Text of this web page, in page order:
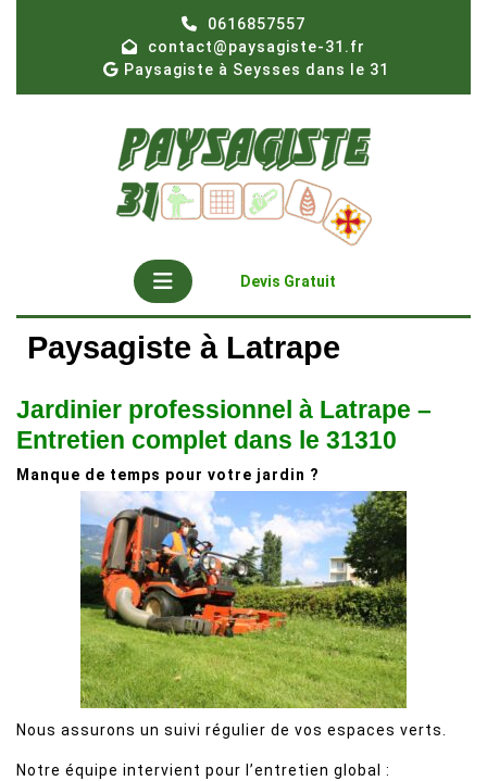
0616857557
contact@paysagiste-31.fr
Paysagiste à Seysses dans le 31
Open
Button
Devis Gratuit
Paysagiste à Latrape
Jardinier professionnel à Latrape –
Entretien complet dans le 31310
Manque de temps pour votre jardin ?
Nous assurons un suivi régulier de vos espaces verts.
Notre équipe intervient pour l’entretien global :